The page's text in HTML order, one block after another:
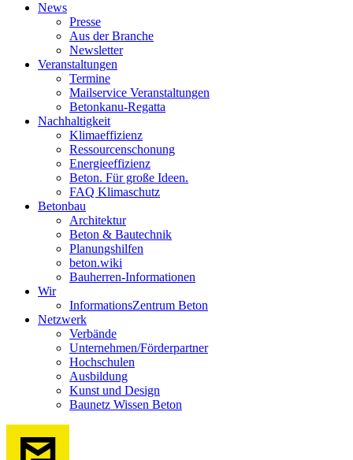
News
Presse
Aus der Branche
Newsletter
Veranstaltungen
Termine
Mailservice Veranstaltungen
Betonkanu-Regatta
Nachhaltigkeit
Klimaeffizienz
Ressourcenschonung
Energieeffizienz
Beton. Für große Ideen.
FAQ Klimaschutz
Betonbau
Architektur
Beton & Bautechnik
Planungshilfen
beton.wiki
Bauherren-Informationen
Wir
InformationsZentrum Beton
Netzwerk
Verbände
Unternehmen/Förderpartner
Hochschulen
Ausbildung
Kunst und Design
Baunetz Wissen Beton